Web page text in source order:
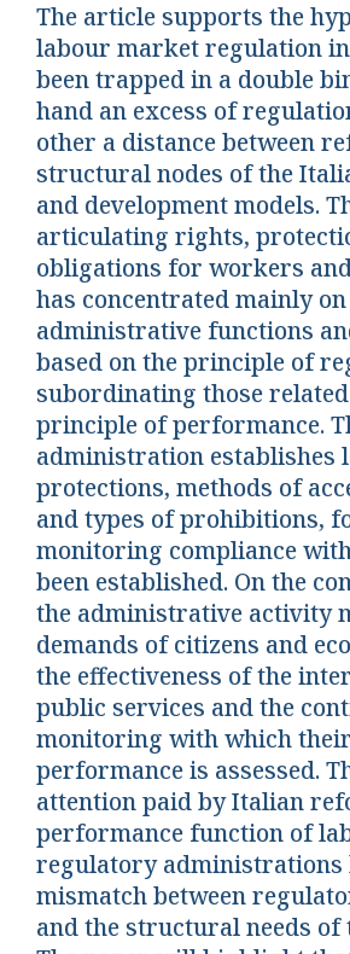
The article supports the
labour market regulation
been trapped in a double
hand an excess of
other a distance between
structural nodes of the
and development models.
articulating rights,
obligations for workers
has concentrated mainly on
administrative functions
based on the principle of
subordinating those
principle of performance.
administration establishes
protections, methods of
and types of prohibitions,
monitoring compliance
been established. On the
the administrative activity
demands of citizens and
the effectiveness of the
public services and the
monitoring with which
performance is assessed.
attention paid by Italian
performance function of
regulatory administrations
mismatch between
and the structural needs of